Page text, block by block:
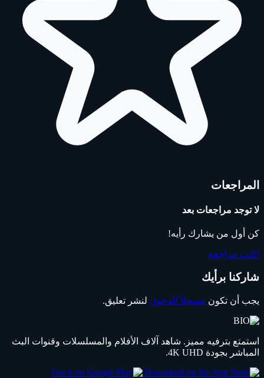
المراجعات
لا توجد مراجعات بعد
كن أول من يشارك رأيه!
اكتب مراجعة
شاركنا برأيك
يجب أن تكون مسجلاً للدخول لنشر تعليق.
استمتع بترفيه مميز. شاهد آلاف الأفلام والمسلسلات وقنوات البث
المباشر بجودة 4K UHD.